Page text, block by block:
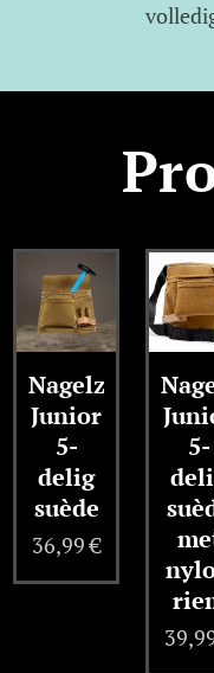
Nagelzak
Junior
5-
delig
suède
36,99€
5-